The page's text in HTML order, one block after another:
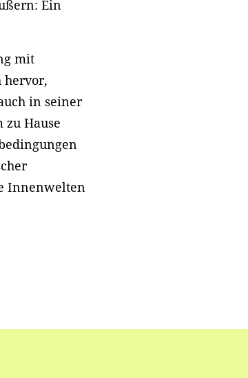
Ein
mit
hervor,
in seiner
Hause
Innenwelten